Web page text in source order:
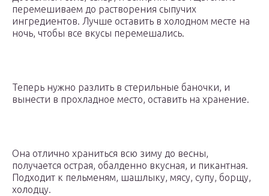
перемешиваем до растворения сыпучих
ингредиентов. Лучше оставить в холодном месте на
ночь, чтобы все вкусы перемешались.
Теперь нужно разлить в стерильные баночки, и
вынести в прохладное место, оставить на хранение.
Она отлично храниться всю зиму до весны,
получается острая, обалденно вкусная, и пикантная.
Подходит к пельменям, шашлыку, мясу, супу, борщу,
холодцу.